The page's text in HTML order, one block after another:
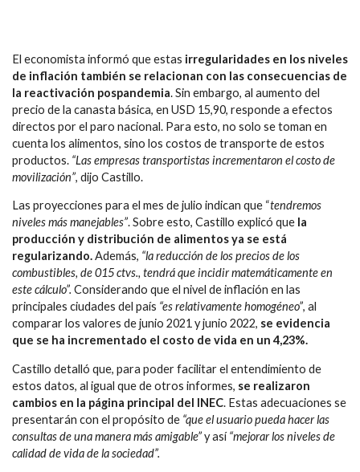
El economista informó que estas irregularidades en los niveles
de inflación también se relacionan con las consecuencias de
la reactivación pospandemia. Sin embargo, al aumento del
precio de la canasta básica, en USD 15,90, responde a efectos
directos por el paro nacional. Para esto, no solo se toman en
cuenta los alimentos, sino los costos de transporte de estos
productos. “Las empresas transportistas incrementaron el costo de
movilización”, dijo Castillo.
Las proyecciones para el mes de julio indican que “tendremos
niveles más manejables”. Sobre esto, Castillo explicó que la
producción y distribución de alimentos ya se está
regularizando.Además, “la reducción de los precios de los
combustibles, de 015 ctvs., tendrá que incidir matemáticamente en
este cálculo”. Considerando que el nivel de inflación en las
principales ciudades del país “es relativamente homogéneo”, al
comparar los valores de junio 2021 y junio 2022, se evidencia
que se ha incrementado el costo de vida en un 4,23%.
Castillo detalló que, para poder facilitar el entendimiento de
estos datos, al igual que de otros informes, se realizaron
cambios en la página principal del INEC. Estas adecuaciones se
presentarán con el propósito de “que el usuario pueda hacer las
consultas de una manera más amigable”y así“mejorar los niveles de
calidad de vida de la sociedad”.